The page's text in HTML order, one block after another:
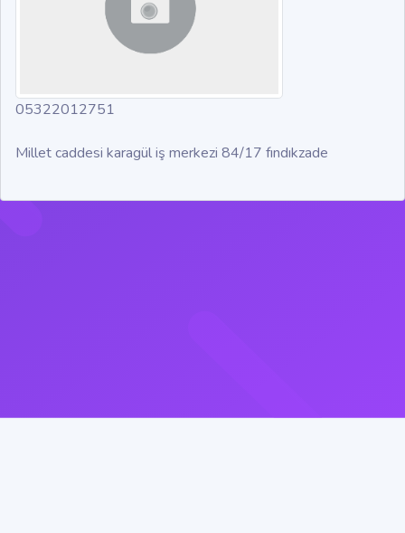
05322012751
Millet caddesi karagül iş merkezi 84/17 fındıkzade